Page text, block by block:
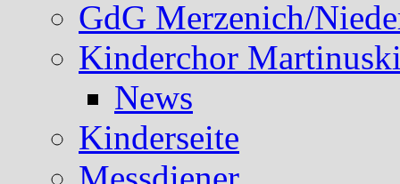
GdG Merzenich/
Kinderchor
News
Kinderseite